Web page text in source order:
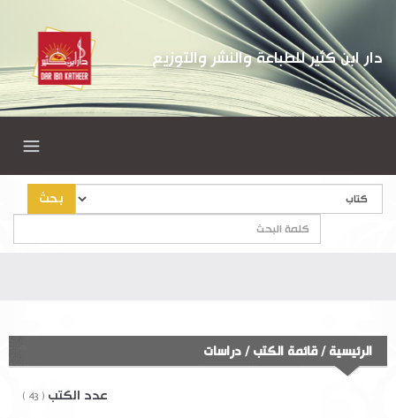
دار ابن كثير للطباعة والنشر والتوزيع
بحث
الرئيسية /قائمة الكتب/ دراسات
عدد الكتب ( 43 )